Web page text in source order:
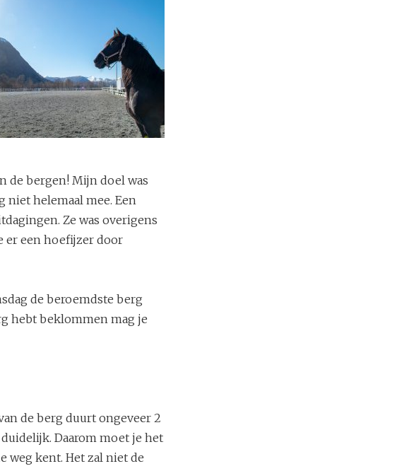
de bergen! Mijn doel was
niet helemaal mee. Een
Ze was overigens
er een hoefijzer door
de beroemdste berg
hebt beklommen mag je
de berg duurt ongeveer 2
Daarom moet je het
weg kent. Het zal niet de